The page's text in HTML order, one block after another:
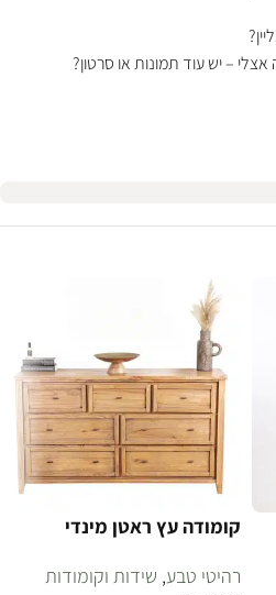
אצלי – יש עוד תמונות או סרטון?
קומודה עץ ראטן מינדי
רהיטי טבע, שידות וקומודות